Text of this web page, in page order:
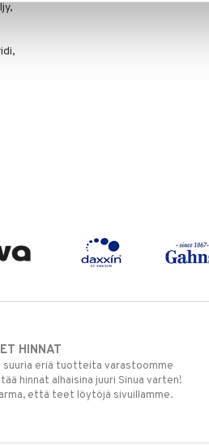
HINNAT
suuria eriä tuotteita varastoomme
hinnat alhaisina juuri Sinua varten!
että teet löytöjä sivuillamme.